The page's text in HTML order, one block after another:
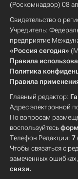
(Роскомнадзор) 08
Свидетельство о
Учредитель:
предприятие
«Россия сегодня»
Правила
Политика
Правила
Главный редактор:
Адрес электронной
По вопросам
воспользуйтесь
Телефон Редакции: 7
Чтобы связаться с
замеченных
связи.